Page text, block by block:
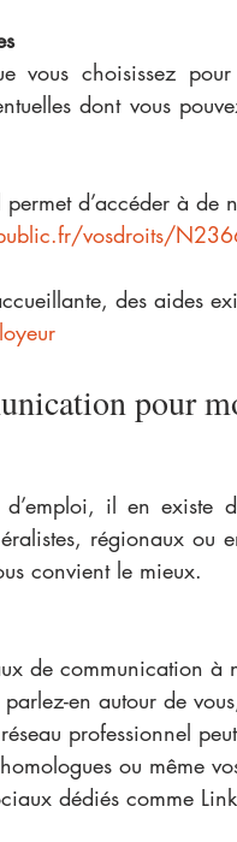
vous choisissez
dont vous
d’accéder à de
vosdroits/
des aides
pour
il en existe
régionaux ou
convient le mieux.
de communication à
en autour de
professionnel
ou même
dédiés comme